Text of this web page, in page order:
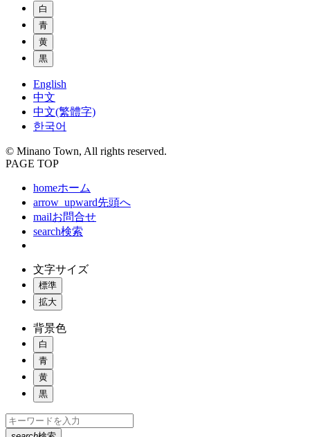
白
青
黄
黒
English
中文
中文(繁體字)
한국어
© Minano Town, All rights reserved.
PAGE TOP
homeホーム
arrow_upward先頭へ
mailお問合せ
search検索
文字サイズ
標準
拡大
背景色
白
青
黄
黒